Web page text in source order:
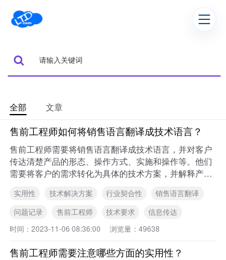
全部 文章
售前工程师如何将销售语言翻译成技术语言？
售前工程师需要将销售语言翻译成技术语言，并对客户
传达清楚产品的形态、操作方式、实施和操作等。他们
需要将客户的需求转化为具体的技术方案，并解释产品
实用性 技术解决方案 行业契合性
销售语言翻译
问题记录
售前工程师 技术要求
信息传达
时间： 2023-11-06 08:36:00 浏览量： 49638
售前工程师需要注意哪些方面的实用性？